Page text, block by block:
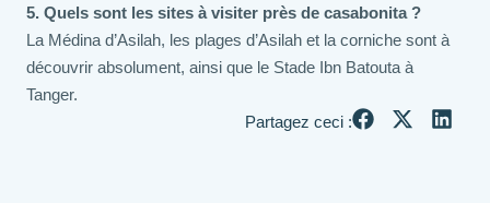
5. Quels sont les sites à visiter près de casabonita ?
La Médina d’Asilah, les plages d’Asilah et la corniche sont à
découvrir absolument, ainsi que le Stade Ibn Batouta à
Tanger.
Partagez ceci :